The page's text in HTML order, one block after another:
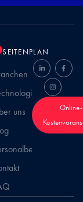
SEITENPLAN
uns
Online-